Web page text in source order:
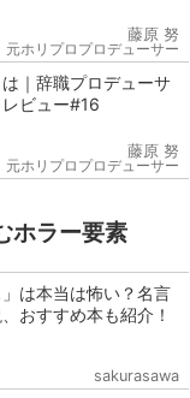
藤原 努
元ホリプロプロデューサー
｜辞職プロデューサ
ビュー#16
藤原 努
元ホリプロプロデューサー
ホラー要素
」は本当は怖い？名言
おすすめ本も紹介！
sakurasawa